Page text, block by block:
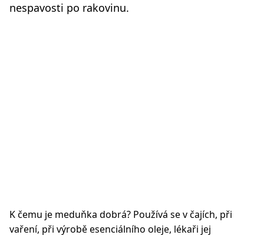
nespavosti po rakovinu.
K čemu je meduňka dobrá? Používá se v čajích, při
vaření, při výrobě esenciálního oleje, lékaři jej